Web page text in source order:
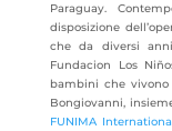
Paraguay.
disposizione
che da diversi
Fundacion Los
bambini che
Bongiovanni,
FUNIMA